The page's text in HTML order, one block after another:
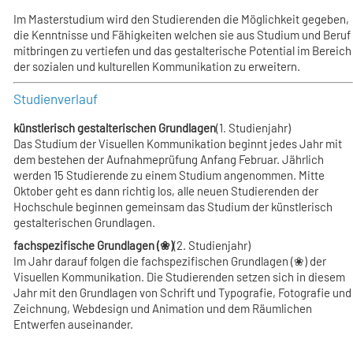
Im Masterstudium wird den Studierenden die Möglichkeit gegeben,
die Kenntnisse und Fähigkeiten welchen sie aus Studium und Beruf
mitbringen zu vertiefen und das gestalterische Potential im Bereich
der sozialen und kulturellen Kommunikation zu erweitern.
Studienverlauf
künstlerisch gestalterischen Grundlagen(1. Studienjahr)
Das Studium der Visuellen Kommunikation beginnt jedes Jahr mit
dem bestehen der Aufnahmeprüfung Anfang Februar. Jährlich
werden 15 Studierende zu einem Studium angenommen. Mitte
Oktober geht es dann richtig los, alle neuen Studierenden der
Hochschule beginnen gemeinsam das Stu­dium der künstlerisch
gestalterischen Grundlagen.
fach­spezifische Grundlagen (❀)(2. Studienjahr)
Im Jahr darauf folgen die fach­spezifischen Grundlagen (❀) der
Visuellen Kommunikation. Die Studierenden setzen sich in diesem
Jahr mit den Grundlagen von Schrift und Typografie, Fotografie und
Zeichnung, Webdesign und Animation und dem Räumlichen
Entwerfen auseinander.